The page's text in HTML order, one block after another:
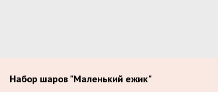
Набор шаров "Маленький ежик"